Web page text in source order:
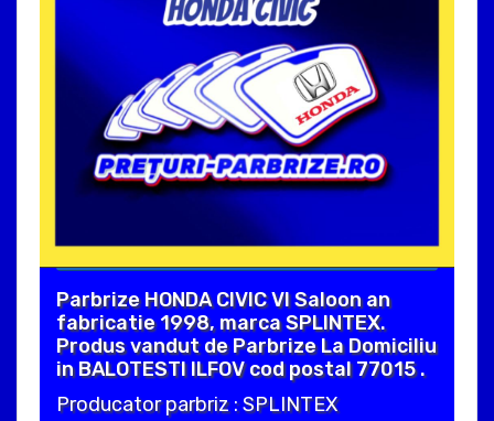
Parbrize HONDA CIVIC VI Saloon an
fabricatie 1998, marca SPLINTEX.
Produs vandut de Parbrize La Domiciliu
in BALOTESTI ILFOV cod postal 77015 .
Producator parbriz : SPLINTEX